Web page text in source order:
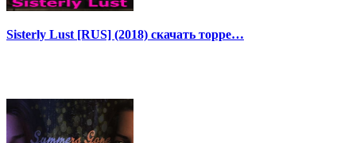
Sisterly Lust [RUS] (2018) скачать торре…